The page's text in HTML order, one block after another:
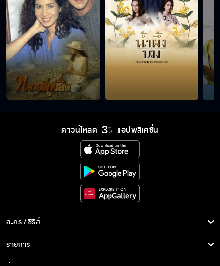
ดาวน์โหลด แอปพลิเคชั่น
ละคร / ซีรีส์
ละคร/ซีรีส์
ซีรีส์นานาชาติ
รายการ
รายการทั้งหมด